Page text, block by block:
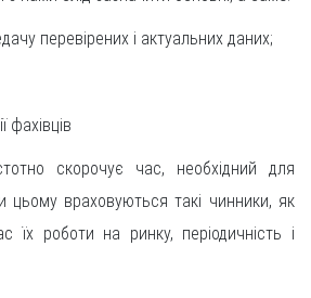
перевірених і актуальних даних;
фахівців
скорочує час, необхідний для
цьому враховуються такі чинники, як
їх роботи на ринку, періодичність і